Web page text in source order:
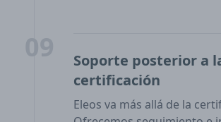
Soporte posterior a
certificación
Eleos va más allá de la